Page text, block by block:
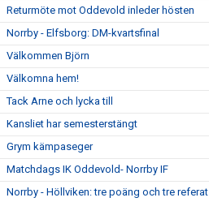
Returmöte mot Oddevold inleder hösten
Norrby - Elfsborg: DM-kvartsfinal
Välkommen Björn
Välkomna hem!
Tack Arne och lycka till
Kansliet har semesterstängt
Grym kämpaseger
Matchdags IK Oddevold- Norrby IF
Norrby - Höllviken: tre poäng och tre referat